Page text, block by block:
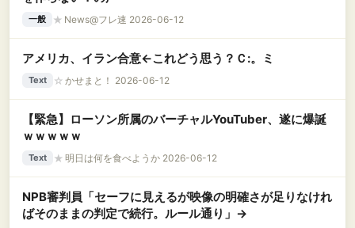
一般 ★ News@フレ速 2026-06-12
アメリカ、イラン合意←これどう思う？Ｃ:。ミ
Text ☆ かせまと！ 2026-06-12
【緊急】ローソン所属のバーチャルYouTuber、遂に爆誕
ｗｗｗｗｗ
Text ★ 明日は何を食べようか 2026-06-12
NPB審判員「セーフに見えるが映像の明確さが足りなけれ
ばそのままの判定で続行。ルール通り」→